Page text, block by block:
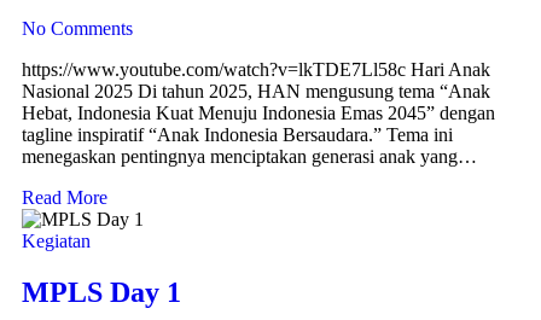
No Comments
https://www.youtube.com/watch?v=lkTDE7Ll58c Hari Anak
Nasional 2025 Di tahun 2025, HAN mengusung tema “Anak
Hebat, Indonesia Kuat Menuju Indonesia Emas 2045” dengan
tagline inspiratif “Anak Indonesia Bersaudara.” Tema ini
menegaskan pentingnya menciptakan generasi anak yang…
Read More
Kegiatan
MPLS Day 1